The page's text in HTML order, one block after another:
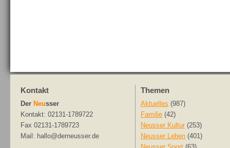
Kontakt
Der Neusser
Kontakt: 02131-1789722
Fax 02131-1789723
Mail: hallo@derneusser.de
Themen
Aktuelles (987)
Familie (42)
Neusser Kultur (253)
Neusser Leben (401)